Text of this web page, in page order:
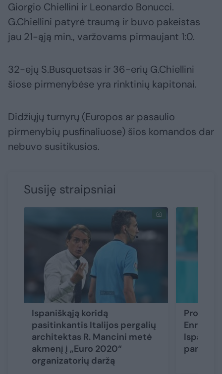
Giorgio Chiellini ir Leonardo Bonucci.
G.Chiellini patyrė traumą ir buvo pakeistas
jau 21-ąją min., varžovams pirmaujant 1:0.
32-ejų S.Busquetsas ir 36-erių G.Chiellini
šiose pirmenybėse yra rinktinių kapitonai.
Didžiųjų turnyrų (Europos ar pasaulio
pirmenybių pusfinaliuose) šios komandos dar
nebuvo susitikusios.
Susiję straipsniai
Ispaniškąją koridą
pasitinkantis Italijos pergalių
architektas R. Mancini metė
akmenį į „Euro 2020“
organizatorių daržą
Enrique